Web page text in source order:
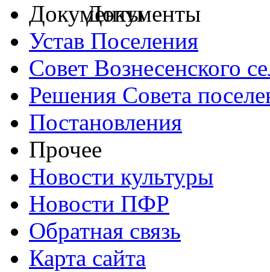
Документы
Устав Поселения
Совет Вознесенского
Решения Совета
Постановления
Прочее
Новости культуры
Новости ПФР
Обратная связь
Карта сайта